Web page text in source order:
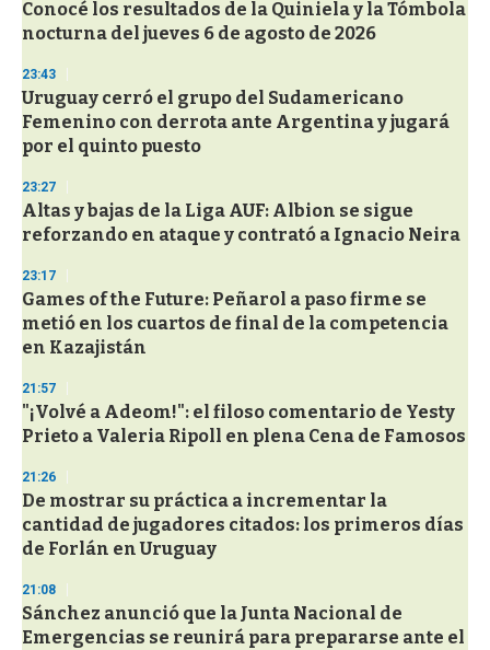
s
o
f
3
s
e
c
o
d
s
Conocé los resultados de la Quiniela y la Tómbola
nocturna del jueves 6 de agosto de 2026
23:43
Uruguay cerró el grupo del Sudamericano
Femenino con derrota ante Argentina y jugará
por el quinto puesto
23:27
Altas y bajas de la Liga AUF: Albion se sigue
reforzando en ataque y contrató a Ignacio Neira
23:17
Games of the Future: Peñarol a paso firme se
metió en los cuartos de final de la competencia
en Kazajistán
21:57
"¡Volvé a Adeom!": el filoso comentario de Yesty
Prieto a Valeria Ripoll en plena Cena de Famosos
21:26
De mostrar su práctica a incrementar la
cantidad de jugadores citados: los primeros días
de Forlán en Uruguay
21:08
Sánchez anunció que la Junta Nacional de
Emergencias se reunirá para prepararse ante el